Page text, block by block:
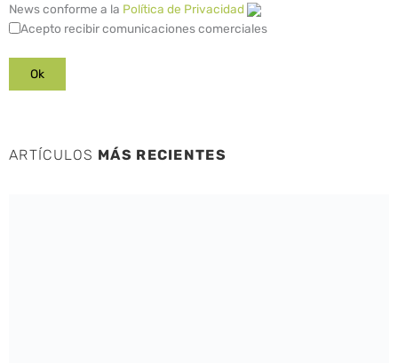
News conforme a la Política de Privacidad
Acepto recibir comunicaciones comerciales
ARTÍCULOS MÁS RECIENTES